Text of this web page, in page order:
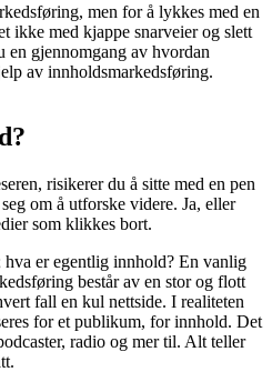
men for å lykkes med en
ikke med kjappe snarveier og slett
en gjennomgang av hvordan
av innholdsmarkedsføring.
risikerer du å sitte med en pen
om å utforske videre. Ja, eller
som klikkes bort.
hva er egentlig innhold? En vanlig
består av en stor og flott
fall en kul nettside. I realiteten
for et publikum, for innhold. Det
radio og mer til. Alt teller